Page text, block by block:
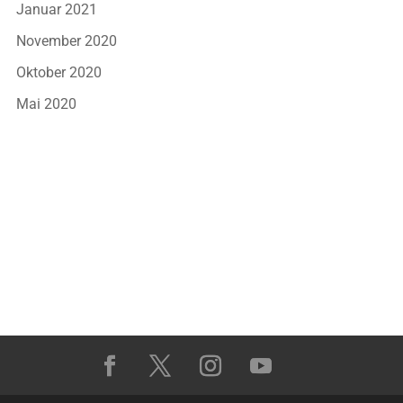
Januar 2021
November 2020
Oktober 2020
Mai 2020